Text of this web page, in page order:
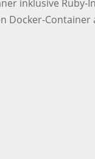
inklusive
Docker-